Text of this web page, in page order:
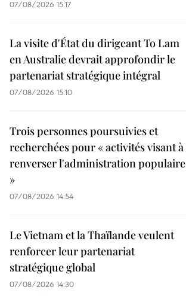
07/08/2026 15:17
La visite d'État du dirigeant To Lam
en Australie devrait approfondir le
partenariat stratégique intégral
07/08/2026 15:10
Trois personnes poursuivies et
recherchées pour « activités visant à
renverser l'administration populaire
»
07/08/2026 14:54
Le Vietnam et la Thaïlande veulent
renforcer leur partenariat
stratégique global
07/08/2026 14:30